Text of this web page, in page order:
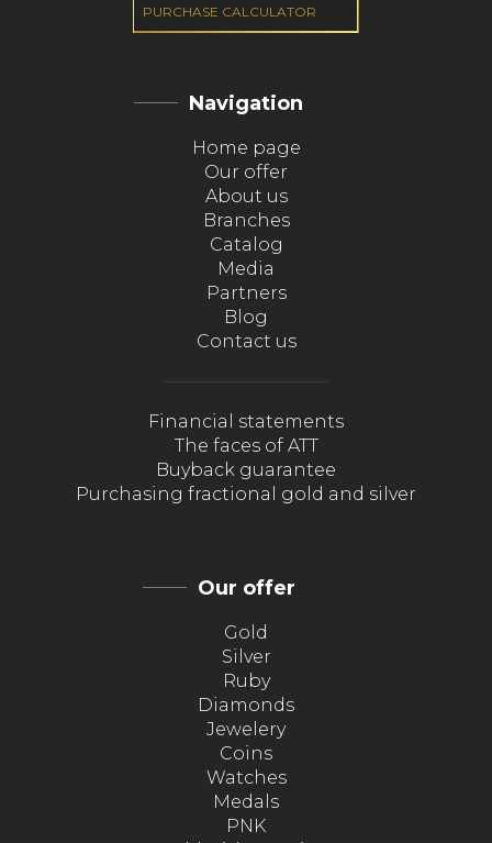
PURCHASE CALCULATOR
Navigation
Home page
Our offer
About us
Branches
Catalog
Media
Partners
Blog
Contact us
Financial statements
The faces of ATT
Buyback guarantee
Purchasing fractional gold and silver
Our offer
Gold
Silver
Ruby
Diamonds
Jewelery
Coins
Watches
Medals
PNK